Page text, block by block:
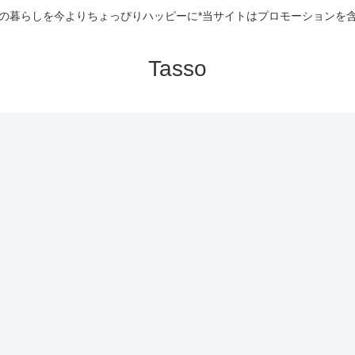
暮らしを今よりちょっぴりハッピーに*当サイトはプロモーションを
Tasso